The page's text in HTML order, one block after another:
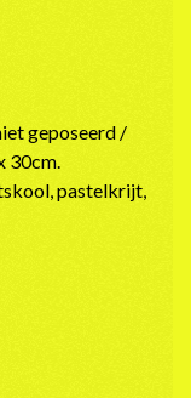
geposeerd /
30cm.
pastelkrijt,